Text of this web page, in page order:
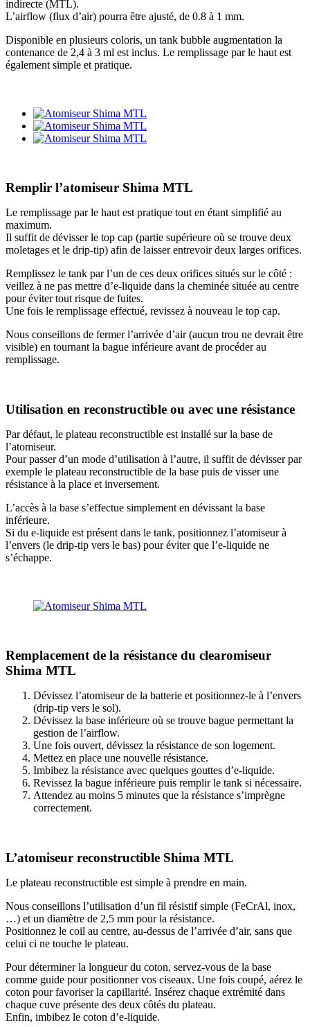
indirecte (MTL).
L’airflow (flux d’air) pourra être ajusté, de 0.8 à 1 mm.
Disponible en plusieurs coloris, un tank bubble augmentation la
contenance de 2,4 à 3 ml est inclus. Le remplissage par le haut est
également simple et pratique.
Remplir l’atomiseur Shima MTL
Le remplissage par le haut est pratique tout en étant simplifié au
maximum.
Il suffit de dévisser le top cap (partie supérieure où se trouve deux
moletages et le drip-tip) afin de laisser entrevoir deux larges orifices.
Remplissez le tank par l’un de ces deux orifices situés sur le côté :
veillez à ne pas mettre d’e-liquide dans la cheminée située au centre
pour éviter tout risque de fuites.
Une fois le remplissage effectué, revissez à nouveau le top cap.
Nous conseillons de fermer l’arrivée d’air (aucun trou ne devrait être
visible) en tournant la bague inférieure avant de procéder au
remplissage.
Utilisation en reconstructible ou avec une résistance
Par défaut, le plateau reconstructible est installé sur la base de
l’atomiseur.
Pour passer d’un mode d’utilisation à l’autre, il suffit de dévisser par
exemple le plateau reconstructible de la base puis de visser une
résistance à la place et inversement.
L’accès à la base s’effectue simplement en dévissant la base
inférieure.
Si du e-liquide est présent dans le tank, positionnez l’atomiseur à
l’envers (le drip-tip vers le bas) pour éviter que l’e-liquide ne
s’échappe.
Remplacement de la résistance du clearomiseur
Shima MTL
Dévissez l’atomiseur de la batterie et positionnez-le à l’envers
(drip-tip vers le sol).
Dévissez la base inférieure où se trouve bague permettant la
gestion de l’airflow.
Une fois ouvert, dévissez la résistance de son logement.
Mettez en place une nouvelle résistance.
Imbibez la résistance avec quelques gouttes d’e-liquide.
Revissez la bague inférieure puis remplir le tank si nécessaire.
Attendez au moins 5 minutes que la résistance s’imprègne
correctement.
L’atomiseur reconstructible Shima MTL
Le plateau reconstructible est simple à prendre en main.
Nous conseillons l’utilisation d’un fil résistif simple (FeCrAl, inox,
…) et un diamètre de 2,5 mm pour la résistance.
Positionnez le coil au centre, au-dessus de l’arrivée d’air, sans que
celui ci ne touche le plateau.
Pour déterminer la longueur du coton, servez-vous de la base
comme guide pour positionner vos ciseaux. Une fois coupé, aérez le
coton pour favoriser la capillarité. Insérez chaque extrémité dans
chaque cuve présente des deux côtés du plateau.
Enfin, imbibez le coton d’e-liquide.